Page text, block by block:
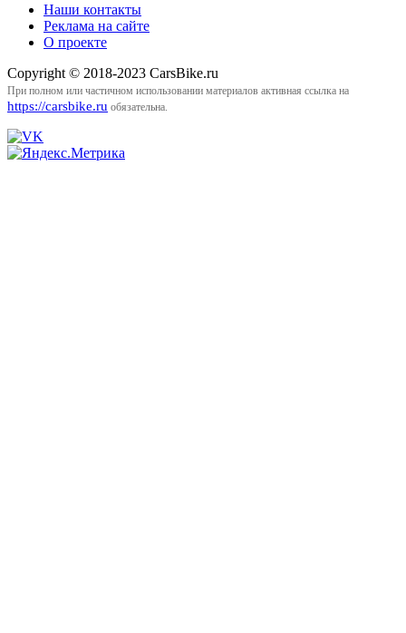
Наши контакты
Реклама на сайте
О проекте
Copyright © 2018-2023 CarsBike.ru
При полном или частичном использовании материалов активная ссылка на
https://carsbike.ru обязательна.